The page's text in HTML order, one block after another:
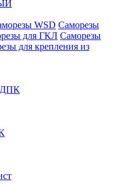
WSD Саморезы
для ГКЛ Саморезы
для крепления из
ДПК